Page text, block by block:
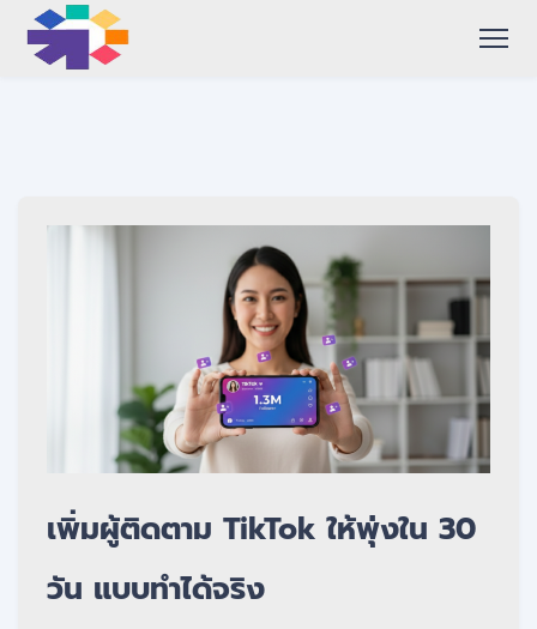
เพิ่มผู้ติดตาม TikTok ให้พุ่งใน 30
วัน แบบทำได้จริง